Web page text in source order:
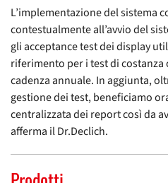
L’implementazione del sistema
contestualmente all’avvio del
gli acceptance test dei display
riferimento per i test di costanza
cadenza annuale. In aggiunta,
gestione dei test, beneficiamo
centralizzata dei report così da
afferma il Dr.Declich.